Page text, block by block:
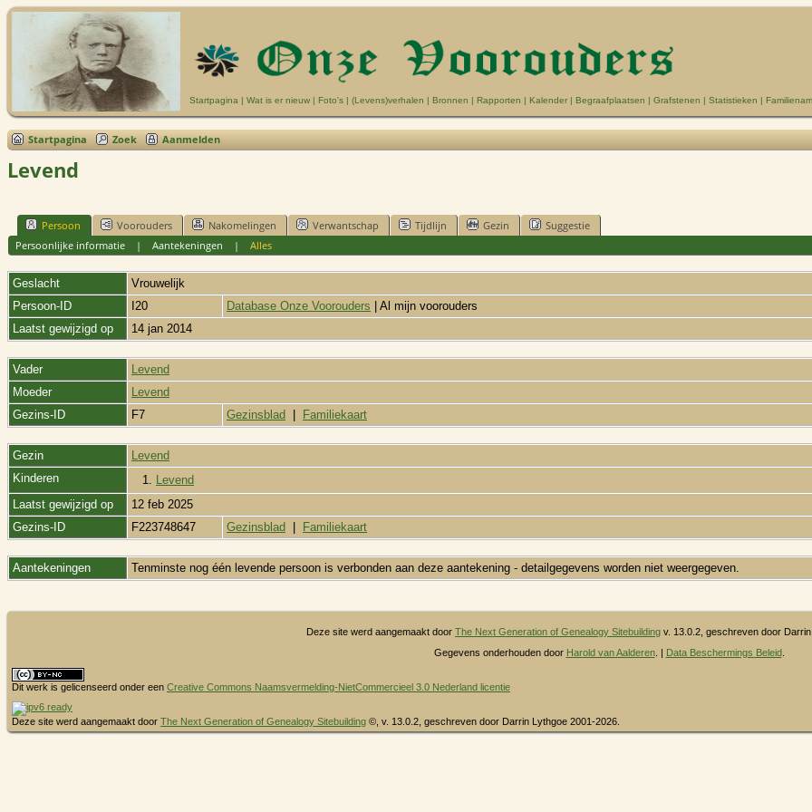
Startpagina | Wat is er nieuw | Foto's | (Levens)verhalen | Bronnen | Rapporten | Kalender | Begraafplaatsen | Grafstenen | Statistieken |
Startpagina Zoek Aanmelden
Levend
Persoon Voorouders Nakomelingen Verwantschap Tijdlijn Gezin
Suggestie
Persoonlijke informatie| Aantekeningen | Alles
Geslacht
Vrouwelijk
Persoon-ID
I20 Database Onze Voorouders | Al mijn voorouders
Laatst gewijzigd op
14 jan 2014
Vader
Levend
Moeder
Levend
Gezins-ID
F7 Gezinsblad Familiekaart
Gezin
Levend
Kinderen
1. Levend
Laatst gewijzigd op
12 feb 2025
Gezins-ID
F223748647 Gezinsblad Familiekaart
Aantekeningen Tenminste nog één levende persoon is verbonden aan deze aantekening - detailgegevens worden niet weergegeven.
Deze site werd aangemaakt door The Next Generation of Genealogy Sitebuilding v. 13.0.2, geschreven door
Gegevens onderhouden door Harold van Aalderen. | Data Beschermings Beleid
Dit werk is gelicenseerd onder een Creative Commons Naamsvermelding-NietCommercieel 3.0 Nederland licentie
Deze site werd aangemaakt door The Next Generation of Genealogy Sitebuilding ©, v. 13.0.2, geschreven door Darrin Lythgoe 2001-2026.